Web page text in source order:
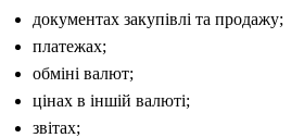
документах закупівлі та продажу;
платежах;
обміні валют;
цінах в іншій валюті;
звітах;